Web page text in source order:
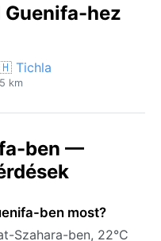
Guenifa-hez
Tichla
km
ben —
ben most?
Szahara-ben, 22°C